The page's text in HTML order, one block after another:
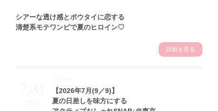
シアーな透け感とボウタイに恋する
清楚系モテワンピで夏のヒロイン♡
詳細を見る
7.31
Fri
【2026年7月(9／9)】
夏の日差しを味方にする
Theme